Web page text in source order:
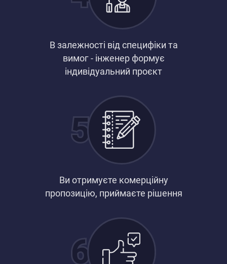
В залежності від специфіки та
вимог - інженер формує
індивідуальний проєкт
Ви отримуєте комерційну
пропозицію, приймаєте рішення